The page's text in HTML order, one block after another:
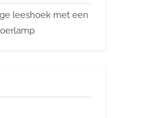
leeshoek met een